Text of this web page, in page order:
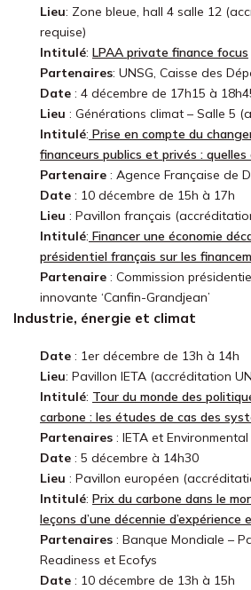
Lieu: Zone bleue, hall 4 salle 12
requise)
Intitulé: LPAA private finance focus
Partenaires: UNSG, Caisse des
Date : 4 décembre de 17h15 à
Lieu : Générations climat – Salle 5
Intitulé: Prise en compte du
financeurs publics et privés : quelles
Partenaire : Agence Française de
Date : 10 décembre de 15h à 17h
Lieu : Pavillon français
Intitulé: Financer une économie
présidentiel français sur les
Partenaire : Commission
innovante ‘Canfin-Grandjean’
Industrie, énergie et climat
Date : 1er décembre de 13h à 14h
Lieu: Pavillon IETA (accréditation
Intitulé: Tour du monde des
carbone : les études de cas des
Partenaires : IETA et
Date : 5 décembre à 14h30
Lieu : Pavillon européen
Intitulé: Prix du carbone dans le
leçons d’une décennie d’expérience
Partenaires : Banque Mondiale –
Readiness et Ecofys
Date : 10 décembre de 13h à 15h